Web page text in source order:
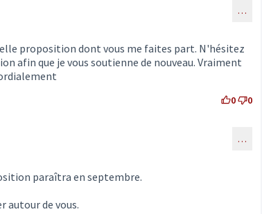
2007) …
proposition dont vous me faites part. N'hésitez
afin que je vous soutienne de nouveau. Vraiment
0 0
commentaire 2009) …
paraîtra en septembre.
autour de vous.